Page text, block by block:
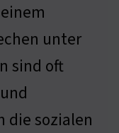
unter
sind oft
die sozialen